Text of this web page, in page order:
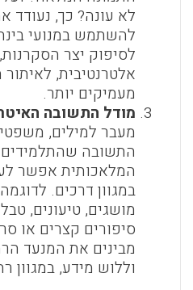
לא עונה? כך, נעודד
להשתמש במנועי
לסיפוק יצר
אלטרנטיבית,
מעמיקים יותר.
מודל התשובה
מעבר למילים,
התשובה
המלאכותית אפשר
במגוון דרכים.
מושגים, טיעונים,
סיפורים קצרים או
מבינים את המנעד
וללוש מידע,